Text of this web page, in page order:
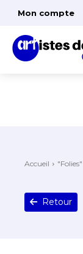
Mon compte
Accueil "Folies"
Retour